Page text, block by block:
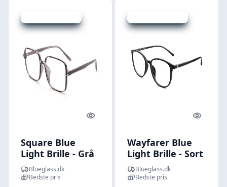
Quick look
Square Blue
Light Brille - Grå
Transparent -
Normal
Blueglass.dk
Bedste pris
Quick
Wayfarer Blue
Light Brille - Sort
- Normal
Blueglass.dk
Bedste pris